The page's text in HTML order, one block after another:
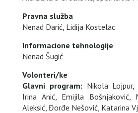
Pravna služba
Nenad Darić, Lidija Kostelac
Informacione tehnologije
Nenad Šugić
Volonteri/ke
Glavni program: Nikola Lojpur,
Irina Anić, Emijila Bošnjaković,
Aleksić, Đorđe Nešović, Katarina